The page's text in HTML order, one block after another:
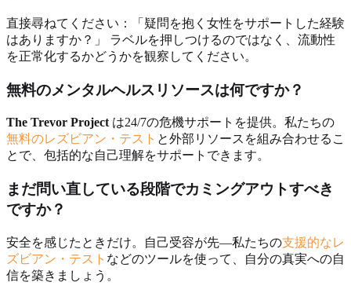
直接尋ねてください：「疑問を抱く女性をサポートした経験
はありますか？」 ラベルを押しつけるのではなく、流動性
を正常化するかどうかを観察してください。
無料のメンタルヘルスリソースは何ですか？
The Trevor Projectは24/7の危機サポートを提供。私たちの
無料のレズビアン・テスト と外部リソースを組み合わせるこ
とで、包括的な自己理解をサポートできます。
まだ問い直している段階でカミングアウトすべき
ですか？
安全を感じたときだけ。自己受容が先—私たちの支援的なレ
ズビアン・テスト などのツールを使って、自分の真実への自
信を築きましょう。